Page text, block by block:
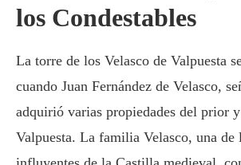
los Condestables
La torre de los Velasco de Valpuesta
cuando Juan Fernández de Velasco,
adquirió varias propiedades del prior
Valpuesta. La familia Velasco, una de